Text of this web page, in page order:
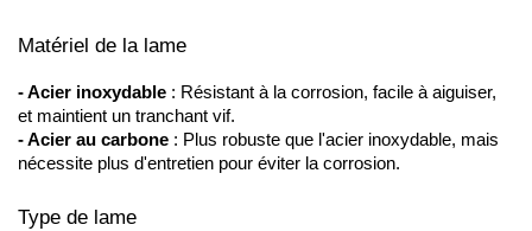
Matériel de la lame
- Acier inoxydable : Résistant à la corrosion, facile à aiguiser,
et maintient un tranchant vif.
- Acier au carbone : Plus robuste que l'acier inoxydable, mais
nécessite plus d'entretien pour éviter la corrosion.
Type de lame